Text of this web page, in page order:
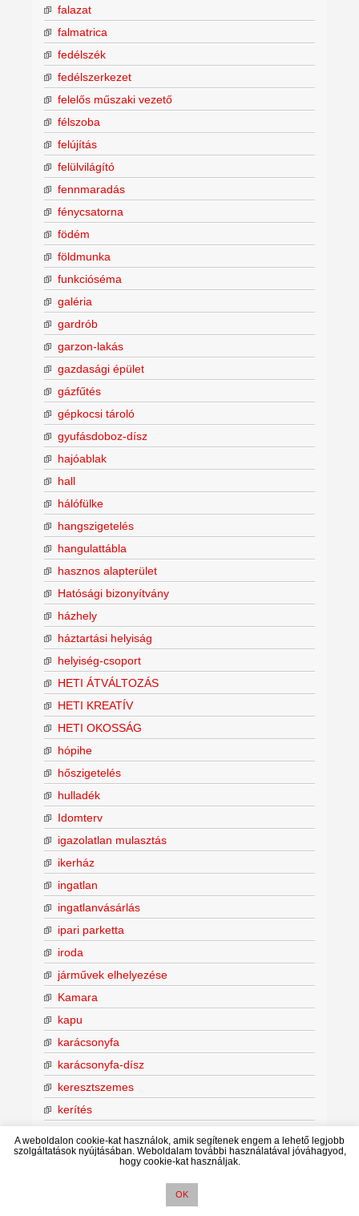
falazat
falmatrica
fedélszék
fedélszerkezet
felelős műszaki vezető
félszoba
felújítás
felülvilágító
fennmaradás
fénycsatorna
födém
földmunka
funkcióséma
galéria
gardrób
garzon-lakás
gazdasági épület
gázfűtés
gépkocsi tároló
gyufásdoboz-dísz
hajóablak
hall
hálófülke
hangszigetelés
hangulattábla
hasznos alapterület
Hatósági bizonyítvány
házhely
háztartási helyiság
helyiség-csoport
HETI ÁTVÁLTOZÁS
HETI KREATÍV
HETI OKOSSÁG
hópihe
hőszigetelés
hulladék
Idomterv
igazolatlan mulasztás
ikerház
ingatlan
ingatlanvásárlás
ipari parketta
iroda
járművek elhelyezése
Kamara
kapu
karácsonyfa
karácsonyfa-dísz
keresztszemes
kerítés
kertkapcsolat
A weboldalon cookie-kat használok, amik segítenek engem a lehető legjobb
szolgáltatások nyújtásában. Weboldalam további használatával jóváhagyod,
hogy cookie-kat használjak.
OK